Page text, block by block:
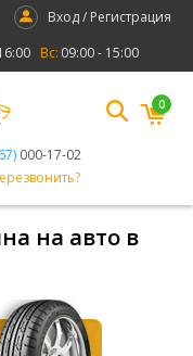
Вход / Регистрация
Вс: 09:00 - 15:00
000-17-02
0
на авто в